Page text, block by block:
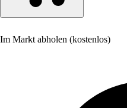
Im Markt abholen (kostenlos)